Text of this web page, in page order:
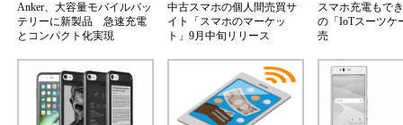
Anker、大容量モバイルバッ
テリーに新製品 急速充電
とコンパクト化実現
中古スマホの個人間売買サ
イト「スマホのマーケッ
ト」9月中旬リリース
スマホ充電もで
の「IoTスーツケ
売